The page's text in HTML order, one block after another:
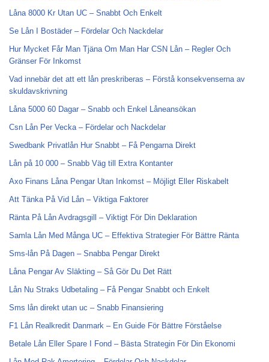
Låna 8000 Kr Utan UC – Snabbt Och Enkelt
Se Lån I Bostäder – Fördelar Och Nackdelar
Hur Mycket Får Man Tjäna Om Man Har CSN Lån – Regler Och
Gränser För Inkomst
Vad innebär det att ett lån preskriberas – Förstå konsekvenserna av
skuldavskrivning
Låna 5000 60 Dagar – Snabb och Enkel Låneansökan
Csn Lån Per Vecka – Fördelar och Nackdelar
Swedbank Privatlån Hur Snabbt – Få Pengarna Direkt
Lån på 10 000 – Snabb Väg till Extra Kontanter
Axo Finans Låna Pengar Utan Inkomst – Möjligt Eller Riskabelt
Att Tänka På Vid Lån – Viktiga Faktorer
Ränta På Lån Avdragsgill – Viktigt För Din Deklaration
Samla Lån Med Många UC – Effektiva Strategier För Bättre Ränta
Sms-lån På Dagen – Snabba Pengar Direkt
Låna Pengar Av Släkting – Så Gör Du Det Rätt
Lån Nu Straks Udbetaling – Få Pengar Snabbt och Enkelt
Sms lån direkt utan uc – Snabb Finansiering
F1 Lån Realkredit Danmark – En Guide För Bättre Förståelse
Betale Lån Eller Spare I Fond – Bästa Strategin För Din Ekonomi